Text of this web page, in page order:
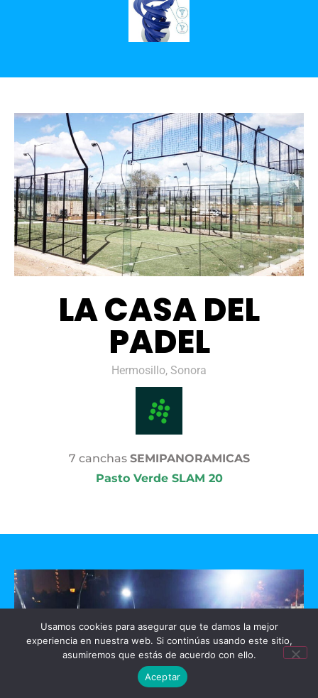
LA CASA DEL
PADEL
Hermosillo, Sonora
7 canchas SEMIPANORAMICAS
Pasto Verde SLAM 20
Usamos cookies para asegurar que te damos la mejor
experiencia en nuestra web. Si continúas usando este sitio,
asumiremos que estás de acuerdo con ello.
Aceptar